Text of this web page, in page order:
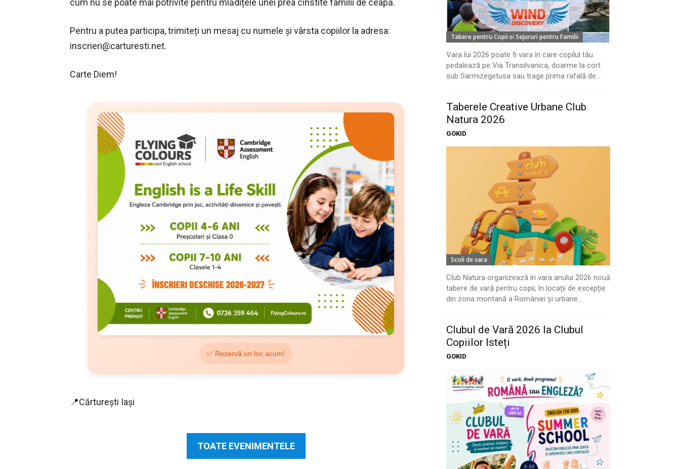
cum nu se poate mai potrivite pentru mlădițele unei prea cinstite familii de ceapă.
Pentru a putea participa, trimiteți un mesaj cu numele și vârsta copiilor la adresa:
inscrieri@carturesti.net.
Carte Diem!
✅ Rezervă un loc acum!
📍Cărturești Iași
TOATE EVENIMENTELE
Tabere pentru Copii si Sejururi pentru Familii
Vara lui 2026 poate fi vara în care copilul tău
pedalează pe Via Transilvanica, doarme la cort
sub Sarmizegetusa sau trage prima rafală de...
Taberele Creative Urbane Club
Natura 2026
GOKID
Scoli de vara
Club Natura organizează în vara anului 2026 nouă
tabere de vară pentru copii, în locații de excepție
din zona montană a României și urbane...
Clubul de Vară 2026 la Clubul
Copiilor Isteți
GOKID